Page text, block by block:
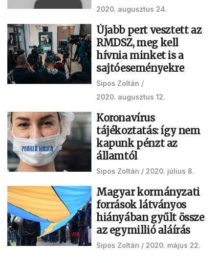
2020. augusztus 24.
Újabb pert vesztett az
RMDSZ, meg kell
hívnia minket is a
sajtóeseményekre
Sipos Zoltán
2020. augusztus 12.
Koronavírus
tájékoztatás: így nem
kapunk pénzt az
államtól
Sipos Zoltán 2020. július 8.
Magyar kormányzati
források látványos
hiányában gyűlt össze
az egymillió aláírás
Sipos Zoltán 2020. május 22.